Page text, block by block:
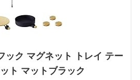
ック マグネット トレイ テー
ト マットブラック